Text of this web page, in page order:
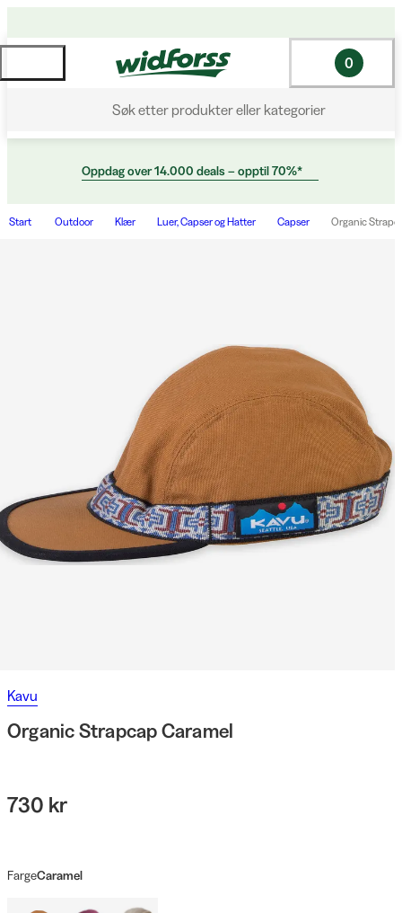
Søk etter produkter eller kategorier
0
Oppdag over 14.000 deals – opptil 70%*
Start Outdoor Klær Luer, Capser og Hatter Capser Organic
Kavu
Organic Strapcap Caramel
730 kr
FargeCaramel